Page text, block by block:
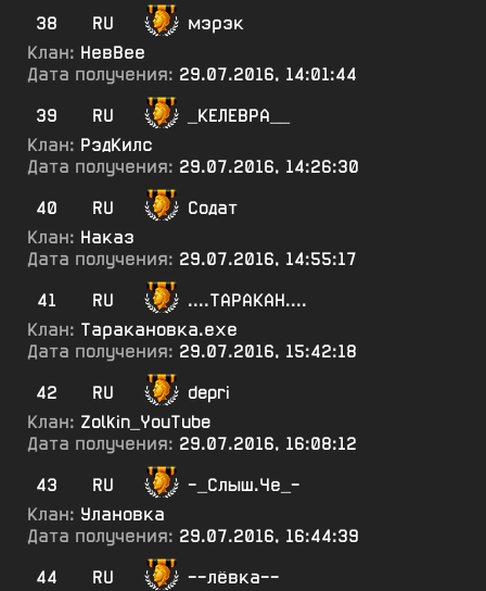
38
RU
мэрэк
Клан: НевВее
Дата получения: 29.07.2016, 14:01:44
39
RU
_КЕЛЕВРА__
Клан: РэдКилс
Дата получения: 29.07.2016, 14:26:30
40
RU
Содат
Клан: Наказ
Дата получения: 29.07.2016, 14:55:17
41
RU
....ТАРАКАН....
Клан: Таракановка.ехе
Дата получения: 29.07.2016, 15:42:18
42
RU
depri
Клан: Zolkin_YouTube
Дата получения: 29.07.2016, 16:08:12
43
RU
-_Слыш.Че_-
Клан: Улановка
Дата получения: 29.07.2016, 16:44:39
44
RU
--лёвка--